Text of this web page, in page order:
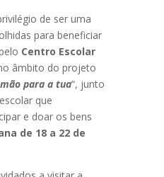
de ser uma
para beneficiar
Centro Escolar
âmbito do projeto
para a tua“, junto
que
e doar os bens
de 18 a 22 de